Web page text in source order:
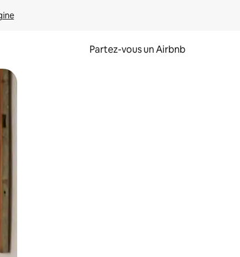
Partez-vous un Airbnb
faisant glisser.